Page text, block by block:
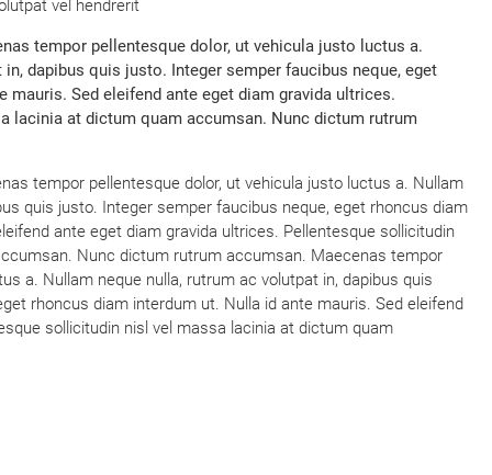
vel hendrerit
tempor pellentesque dolor, ut vehicula justo luctus a.
dapibus quis justo. Integer semper faucibus neque, eget
mauris. Sed eleifend ante eget diam gravida ultrices.
lacinia at dictum quam accumsan. Nunc dictum rutrum
tempor pellentesque dolor, ut vehicula justo luctus a. Nullam
quis justo. Integer semper faucibus neque, eget rhoncus diam
ante eget diam gravida ultrices. Pellentesque sollicitudin
Nunc dictum rutrum accumsan. Maecenas tempor
a. Nullam neque nulla, rutrum ac volutpat in, dapibus quis
rhoncus diam interdum ut. Nulla id ante mauris. Sed eleifend
sollicitudin nisl vel massa lacinia at dictum quam